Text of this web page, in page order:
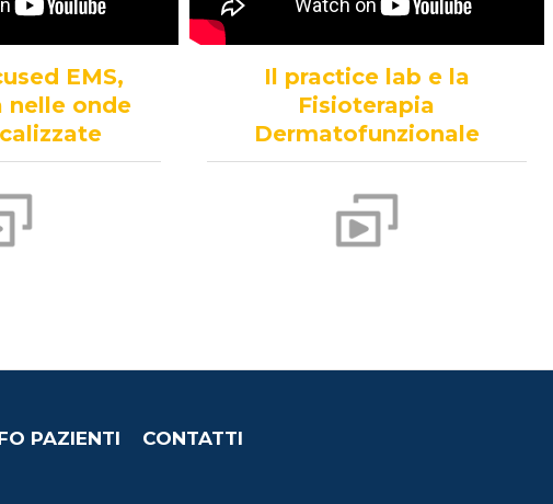
EMS,
nelle onde
Il practice lab e la
Fisioterapia
Dermatofunzionale
PAZIENTI
CONTATTI